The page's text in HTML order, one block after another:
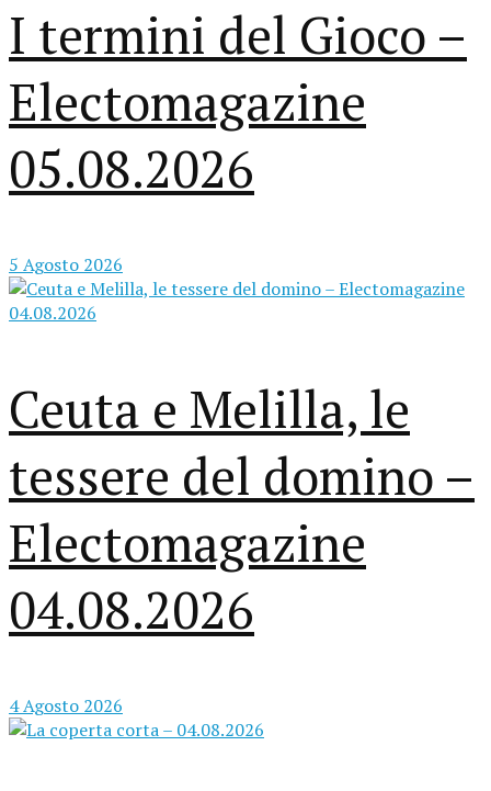
I termini del Gioco –
Electomagazine
05.08.2026
5 Agosto 2026
Ceuta e Melilla, le
tessere del domino –
Electomagazine
04.08.2026
4 Agosto 2026